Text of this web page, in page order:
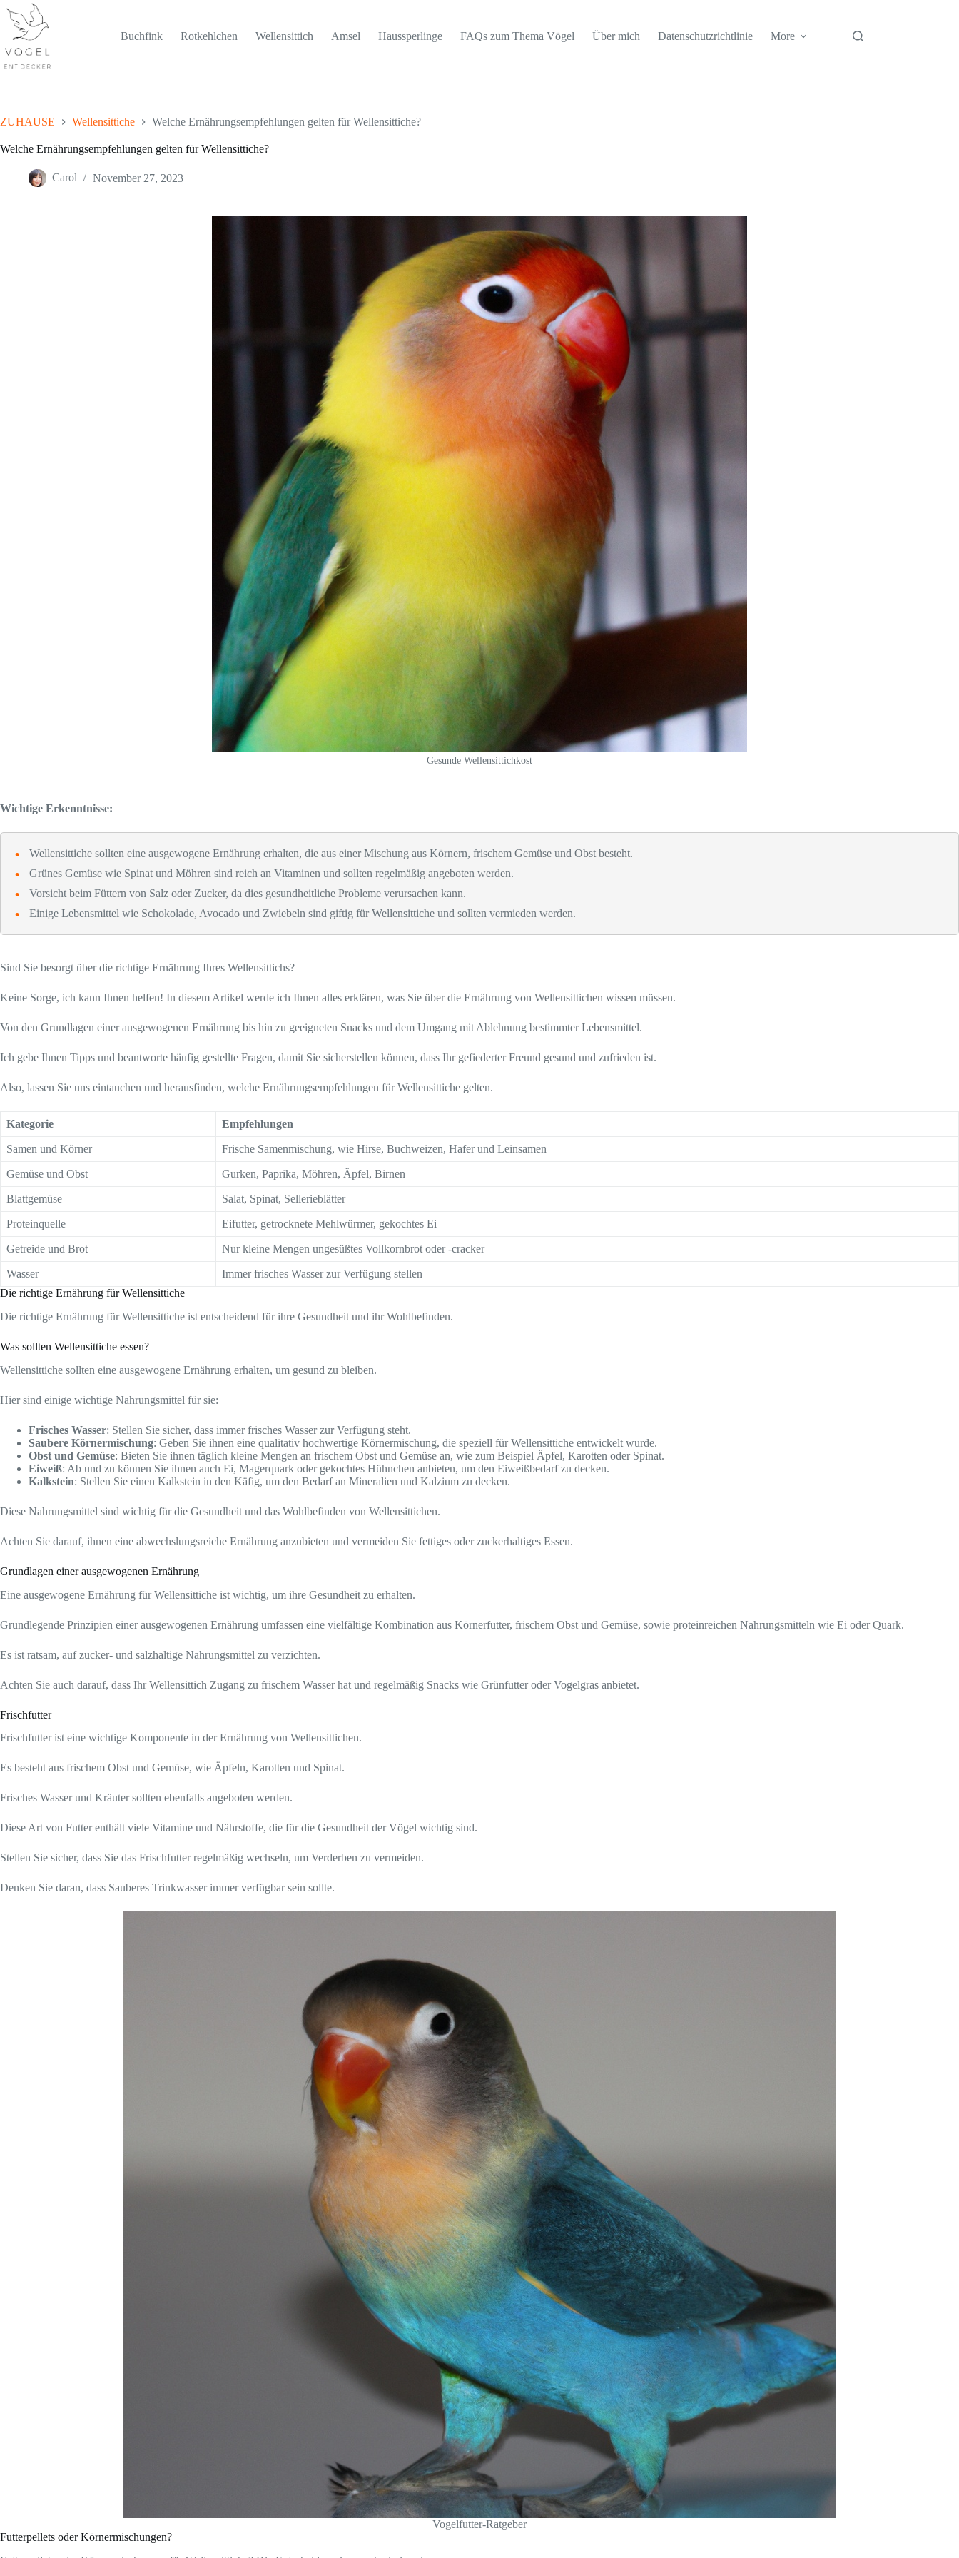
content
Buchfink Rotkehlchen Wellensittich Amsel Haussperlinge FAQs zum Thema Vögel Über mich Datenschutzrichtlinie More
ZUHAUSE Wellensittiche Welche Ernährungsempfehlungen gelten für Wellensittiche?
Welche Ernährungsempfehlungen gelten für Wellensittiche?
Carol November 27, 2023
Gesunde Wellensittichkost
Wichtige Erkenntnisse:
Wellensittiche sollten eine ausgewogene Ernährung erhalten, die aus einer Mischung aus Körnern, frischem Gemüse und Obst besteht.
Grünes Gemüse wie Spinat und Möhren sind reich an Vitaminen und sollten regelmäßig angeboten werden.
Vorsicht beim Füttern von Salz oder Zucker, da dies gesundheitliche Probleme verursachen kann.
Einige Lebensmittel wie Schokolade, Avocado und Zwiebeln sind giftig für Wellensittiche und sollten vermieden werden.
Sind Sie besorgt über die richtige Ernährung Ihres Wellensittichs?
Keine Sorge, ich kann Ihnen helfen! In diesem Artikel werde ich Ihnen alles erklären, was Sie über die Ernährung von Wellensittichen wissen müssen.
Von den Grundlagen einer ausgewogenen Ernährung bis hin zu geeigneten Snacks und dem Umgang mit Ablehnung bestimmter Lebensmittel.
Ich gebe Ihnen Tipps und beantworte häufig gestellte Fragen, damit Sie sicherstellen können, dass Ihr gefiederter Freund gesund und zufrieden ist.
Also, lassen Sie uns eintauchen und herausfinden, welche Ernährungsempfehlungen für Wellensittiche gelten.
Kategorie Empfehlungen
Samen und Körner Frische Samenmischung, wie Hirse, Buchweizen, Hafer und Leinsamen
Gemüse und Obst Gurken, Paprika, Möhren, Äpfel, Birnen
Blattgemüse Salat, Spinat, Sellerieblätter
Proteinquelle Eifutter, getrocknete Mehlwürmer, gekochtes Ei
Getreide und Brot Nur kleine Mengen ungesüßtes Vollkornbrot oder -cracker
Wasser
Immer frisches Wasser zur Verfügung stellen
Die richtige Ernährung für Wellensittiche
Die richtige Ernährung für Wellensittiche ist entscheidend für ihre Gesundheit und ihr Wohlbefinden.
Was sollten Wellensittiche essen?
Wellensittiche sollten eine ausgewogene Ernährung erhalten, um gesund zu bleiben.
Hier sind einige wichtige Nahrungsmittel für sie:
Frisches Wasser: Stellen Sie sicher, dass immer frisches Wasser zur Verfügung steht.
Saubere Körnermischung: Geben Sie ihnen eine qualitativ hochwertige Körnermischung, die speziell für Wellensittiche entwickelt wurde.
Obst und Gemüse: Bieten Sie ihnen täglich kleine Mengen an frischem Obst und Gemüse an, wie zum Beispiel Äpfel, Karotten oder Spinat.
Eiweiß: Ab und zu können Sie ihnen auch Ei, Magerquark oder gekochtes Hühnchen anbieten, um den Eiweißbedarf zu decken.
Kalkstein: Stellen Sie einen Kalkstein in den Käfig, um den Bedarf an Mineralien und Kalzium zu decken.
Diese Nahrungsmittel sind wichtig für die Gesundheit und das Wohlbefinden von Wellensittichen.
Achten Sie darauf, ihnen eine abwechslungsreiche Ernährung anzubieten und vermeiden Sie fettiges oder zuckerhaltiges Essen.
Grundlagen einer ausgewogenen Ernährung
Eine ausgewogene Ernährung für Wellensittiche ist wichtig, um ihre Gesundheit zu erhalten.
Grundlegende Prinzipien einer ausgewogenen Ernährung umfassen eine vielfältige Kombination aus Körnerfutter, frischem Obst und Gemüse, sowie proteinreichen Nahrungsmitteln wie Ei oder Quark.
Es ist ratsam, auf zucker- und salzhaltige Nahrungsmittel zu verzichten.
Achten Sie auch darauf, dass Ihr Wellensittich Zugang zu frischem Wasser hat und regelmäßig Snacks wie Grünfutter oder Vogelgras anbietet.
Frischfutter
Frischfutter ist eine wichtige Komponente in der Ernährung von Wellensittichen.
Es besteht aus frischem Obst und Gemüse, wie Äpfeln, Karotten und Spinat.
Frisches Wasser und Kräuter sollten ebenfalls angeboten werden.
Diese Art von Futter enthält viele Vitamine und Nährstoffe, die für die Gesundheit der Vögel wichtig sind.
Stellen Sie sicher, dass Sie das Frischfutter regelmäßig wechseln, um Verderben zu vermeiden.
Denken Sie daran, dass Sauberes Trinkwasser immer verfügbar sein sollte.
Vogelfutter-Ratgeber
Futterpellets oder Körnermischungen?